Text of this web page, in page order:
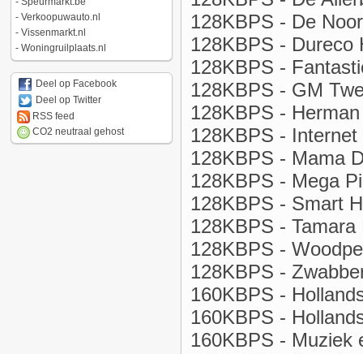
- Verkoopuwauto.nl
- Vissenmarkt.nl
- Woningruilplaats.nl
Deel op Facebook
Deel op Twitter
RSS feed
CO2 neutraal gehost
128KBPS - De
128KBPS - Dureco
128KBPS -
128KBPS - GM
128KBPS -
128KBPS -
128KBPS - Mama
128KBPS - Mega
128KBPS - Smart
128KBPS - Tamara
128KBPS -
128KBPS -
160KBPS -
160KBPS -
160KBPS - Muziek